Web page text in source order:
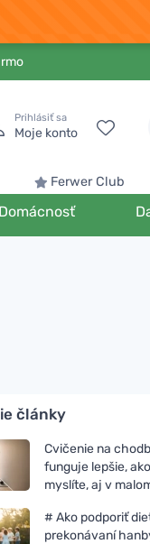
Prihlásiť sa
Moje konto
Ferwer Club
Domácnosť
články
Cvičenie na
funguje lepšie,
myslíte, aj v
# Ako podporiť
prekonávaní